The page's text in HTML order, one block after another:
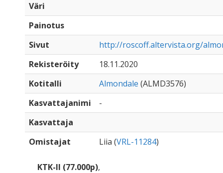
Väri
Painotus
Sivut
http://roscoff.altervista.org/
Rekisteröity
18.11.2020
Kotitalli
Almondale (ALMD3576)
Kasvattajanimi
-
Kasvattaja
Omistajat
Liia (VRL-11284)
KTK-II (77.000p),